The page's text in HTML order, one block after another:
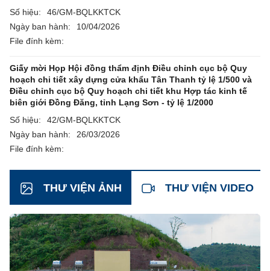
Số hiệu:
46/GM-BQLKKTCK
Ngày ban hành:
10/04/2026
File đính kèm:
Giấy mời Họp Hội đồng thẩm định Điều chỉnh cục bộ Quy
hoạch chi tiết xây dựng cửa khẩu Tân Thanh tỷ lệ 1/500 và
Điều chỉnh cục bộ Quy hoạch chi tiết khu Hợp tác kinh tế
biên giới Đồng Đăng, tỉnh Lạng Sơn - tỷ lệ 1/2000
Số hiệu:
42/GM-BQLKKTCK
Ngày ban hành:
26/03/2026
File đính kèm:
THƯ VIỆN ẢNH THƯ VIỆN VIDEO